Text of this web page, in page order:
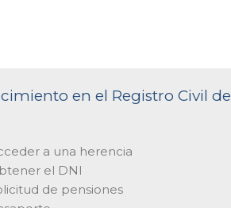
en el Registro Civil de
a una herencia
el DNI
de pensiones